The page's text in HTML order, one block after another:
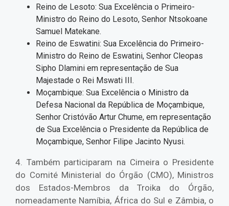
Reino de Lesoto: Sua Excelência o Primeiro-
Ministro do Reino do Lesoto, Senhor Ntsokoane
Samuel Matekane.
Reino de Eswatini: Sua Excelência do Primeiro-
Ministro do Reino de Eswatini, Senhor Cleopas
Sipho Dlamini em representação de Sua
Majestade o Rei Mswati III.
Moçambique: Sua Excelência o Ministro da
Defesa Nacional da República de Moçambique,
Senhor Cristóvão Artur Chume, em representação
de Sua Excelência o Presidente da República de
Moçambique, Senhor Filipe Jacinto Nyusi.
4. Também participaram na Cimeira o Presidente
do Comité Ministerial do Órgão (CMO), Ministros
dos Estados-Membros da Troika do Órgão,
nomeadamente Namíbia, África do Sul e Zâmbia, o